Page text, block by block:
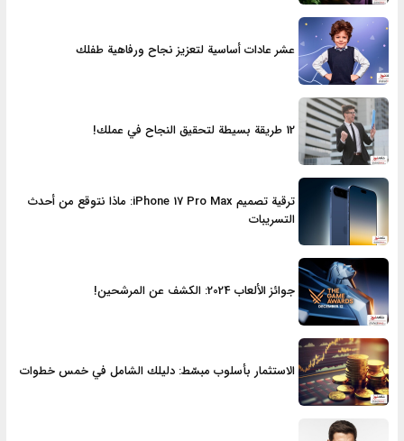
عشر عادات أساسية لتعزيز نجاح ورفاهية طفلك
12 طريقة بسيطة لتحقيق النجاح في عملك!
ترقية تصميم iPhone 17 Pro Max: ماذا نتوقع من أحدث
التسريبات
جوائز الألعاب 2024: الكشف عن المرشحين!
الاستثمار بأسلوب مبسّط: دليلك الشامل في خمس خطوات